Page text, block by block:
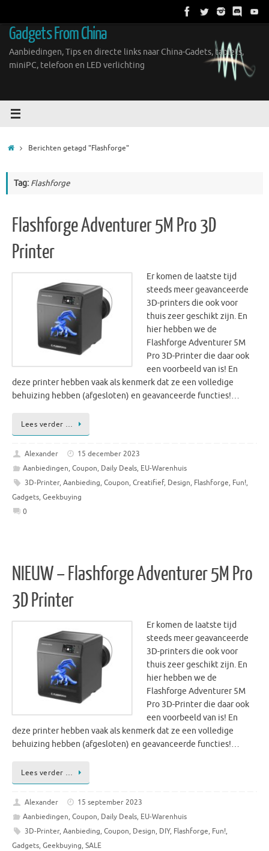
inhoud
Gadgets From China
Aanbiedingen, Tips en directe links naar China-Gadets, tablets,
miniPC, telefoon en LED verlichting
HomeBerichten getagd "Flashforge"
Tag: Flashforge
Flashforge Adventurer 5M Pro 3D
Printer
Er komen de laatste tijd
steeds meer geavanceerde
3D-printers die ook voor
thuis zeer geschikt zijn. En
hier hebben we de
Flashforge Adventurer 5M
Pro 3D-Printer die daar ook
een voorbeeld van is! En
deze printer hebben vaak als kenmerk dat ze een volledige
behuizing hebben (afgesloten) en geavanceerde functies!…
Lees verder …
Alexander
15 december 2023
Aanbiedingen, Coupon, Daily Deals, EU-Warenhuis
3D-Printer, Aanbieding, Coupon, Creatifief, Design, Flashforge, Fun!,
Gadgets, Geekbuying
0
NIEUW – Flashforge Adventurer 5M Pro
3D Printer
Er komen de laatste tijd
steeds meer geavanceerde
3D-printers die ook voor
thuis zeer geschikt zijn. En
hier hebben we de
Flashforge Adventurer 5M
Pro 3D-Printer die daar ook
een voorbeeld van is! En
deze printer hebben vaak als kenmerk dat ze een volledige
behuizing hebben (afgesloten) en geavanceerde functies!…
Lees verder …
Alexander
15 september 2023
Aanbiedingen, Coupon, Daily Deals, EU-Warenhuis
3D-Printer, Aanbieding, Coupon, Design, DIY, Flashforge, Fun!,
Gadgets, Geekbuying, SALE